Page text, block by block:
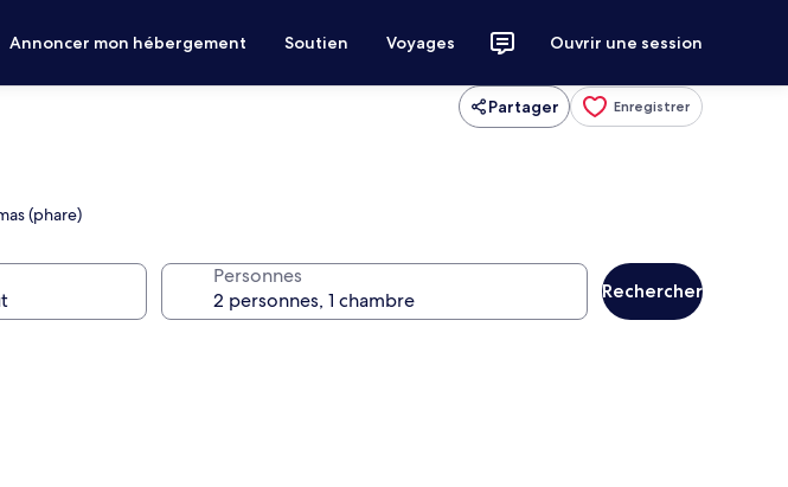
Annoncer mon hébergement Soutien Voyages Ouvrir une session
Partager Enregistrer
(phare)
Personnes
Rechercher